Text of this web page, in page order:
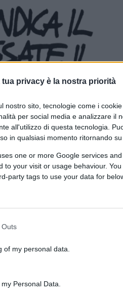
tua privacy è la nostra priorità
nostro sito, tecnologie come i
per social media e analizzare il
all'utilizzo di questa tecnologia.
in qualsiasi momento ritornando
one or more Google services
to your visit or usage behaviour.
party tags to use your data for
Outs
of my personal data.
Personal Data.